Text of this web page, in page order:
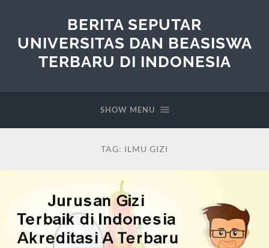
BERITA SEPUTAR
UNIVERSITAS DAN BEASISWA
TERBARU DI INDONESIA
SHOW MENU
TAG: ILMU GIZI